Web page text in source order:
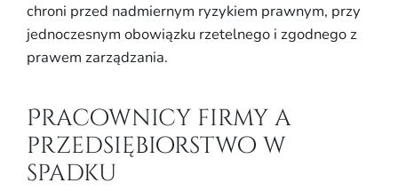
chroni przed nadmiernym ryzykiem prawnym, przy
jednoczesnym obowiązku rzetelnego i zgodnego z
prawem zarządzania.
Pracownicy firmy a
przedsiębiorstwo w
spadku